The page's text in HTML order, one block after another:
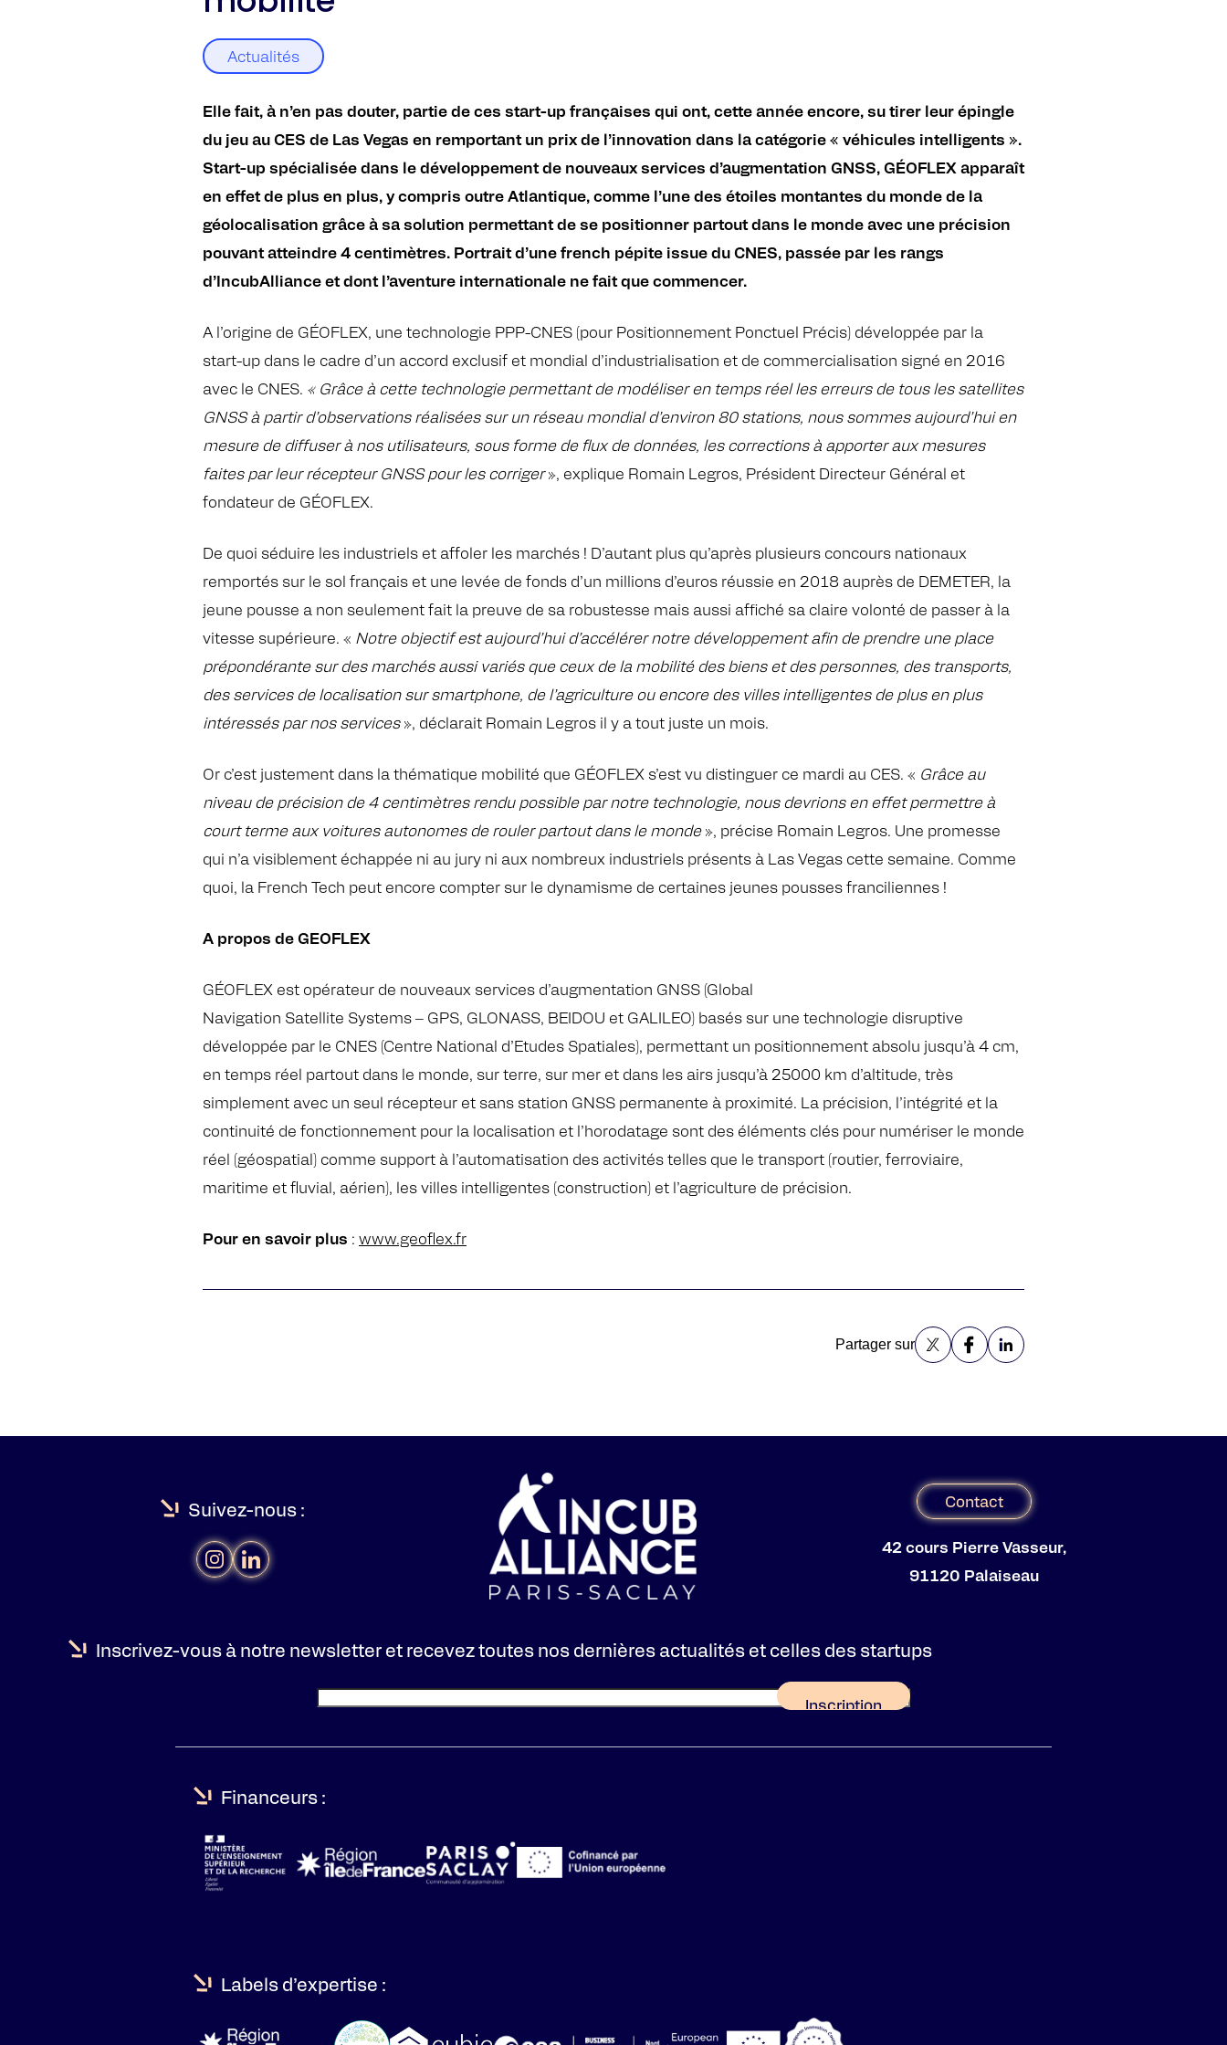
Actualités
Elle fait, à n’en pas douter, partie de ces start-up françaises qui ont, cette année encore, su tirer leur épingle
du jeu au CES de Las Vegas en remportant un prix de l’innovation dans la catégorie « véhicules intelligents ».
Start-up spécialisée dans le développement de nouveaux services d’augmentation GNSS, GÉOFLEX apparaît
en effet de plus en plus, y compris outre Atlantique, comme l’une des étoiles montantes du monde de la
géolocalisation grâce à sa solution permettant de se positionner partout dans le monde avec une précision
pouvant atteindre 4 centimètres. Portrait d’une french pépite issue du CNES, passée par les rangs
d’IncubAlliance et dont l’aventure internationale ne fait que commencer.
A l’origine de GÉOFLEX, une technologie PPP-CNES (pour Positionnement Ponctuel Précis) développée par la
start-up dans le cadre d’un accord exclusif et mondial d’industrialisation et de commercialisation signé en 2016
avec le CNES. « Grâce à cette technologie permettant de modéliser en temps réel les erreurs de tous les satellites
GNSS à partir d’observations réalisées sur un réseau mondial d’environ 80 stations, nous sommes aujourd’hui en
mesure dediffuser à nos utilisateurs, sous forme de flux de données, les corrections à apporter aux mesures
faites par leur récepteur GNSS pour les corriger», explique Romain Legros, Président Directeur Général et
fondateur de GÉOFLEX.
De quoi séduire les industriels et affoler les marchés ! D’autant plus qu’après plusieurs concours nationaux
remportés sur le sol français et une levée de fonds d’un millions d’euros réussie en 2018 auprès de DEMETER, la
jeune pousse a non seulement fait la preuve de sa robustesse mais aussi affiché sa claire volonté de passer à la
vitesse supérieure. « Notre objectif est aujourd’hui d’accélérer notre développement afin de prendre une place
prépondérante sur des marchés aussi variés que ceux de la mobilité des biens et des personnes, des transports,
des services de localisation sur smartphone, de l’agriculture ou encore des villes intelligentes de plus en plus
intéressés par nos services», déclarait Romain Legros il y a tout juste un mois.
Or c’est justement dans la thématique mobilité que GÉOFLEX s’est vu distinguer ce mardi au CES. « Grâce au
niveau de précision de 4 centimètres rendu possible par notre technologie, nous devrions en effet permettre à
court terme aux voitures autonomes de rouler partout dans le monde», précise Romain Legros. Une promesse
qui n’a visiblement échappée ni au jury ni aux nombreux industriels présents à Las Vegas cette semaine. Comme
quoi, la French Tech peut encore compter sur le dynamisme de certaines jeunes pousses franciliennes !
A propos de GEOFLEX
GÉOFLEX est opérateur de nouveaux services d’augmentation GNSS (Global
Navigation Satellite Systems – GPS, GLONASS, BEIDOU et GALILEO) basés sur une technologie disruptive
développée par le CNES (Centre National d’Etudes Spatiales), permettant un positionnement absolu jusqu’à 4 cm,
en temps réel partout dans le monde, sur terre, sur mer et dans les airs jusqu’à 25000 km d’altitude, très
simplement avec un seul récepteur et sans station GNSS permanente à proximité. La précision, l’intégrité et la
continuité de fonctionnement pour la localisation et l’horodatage sont des éléments clés pour numériser le monde
réel (géospatial) comme support à l’automatisation des activités telles que le transport (routier, ferroviaire,
maritime et fluvial, aérien), les villes intelligentes (construction) et l’agriculture de précision.
Pour en savoir plus : www.geoflex.fr
Partager sur
Suivez-nous : Contact
42 cours Pierre Vasseur,
91120 Palaiseau
Inscrivez-vous à notre newsletter et recevez toutes nos dernières actualités et celles des startups
Financeurs :
Labels d’expertise :